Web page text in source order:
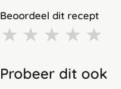
Beoordeel dit recept
★ ★ ★ ★ ★
Probeer dit ook